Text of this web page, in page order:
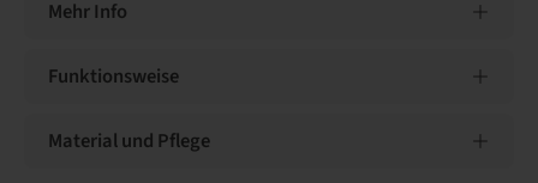
Mehr Info
Funktionsweise
Material und Pflege